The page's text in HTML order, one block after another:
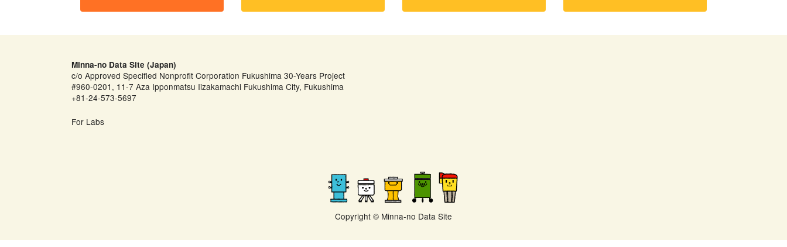
Minna-no Data Site (Japan)
c/o Approved Specified Nonprofit Corporation Fukushima 30-Years Project
#960-0201, 11-7 Aza Ipponmatsu Iizakamachi Fukushima City, Fukushima
+81-24-573-5697
For Labs
Copyright © Minna-no Data Site